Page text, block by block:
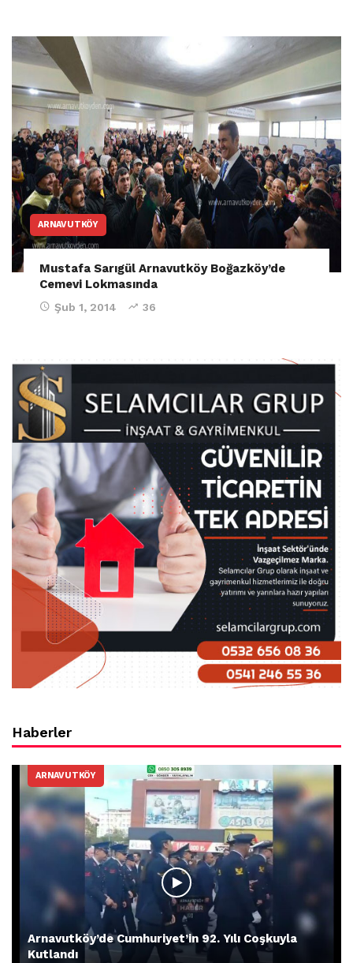
ARNAVUTKÖY
Mustafa Sarıgül Arnavutköy Boğazköy’de
Cemevi Lokmasında
Şub 1, 2014 36
Haberler
ARNAVUTKÖY
Arnavutköy’de Cumhuriyet’in 92. Yılı Coşkuyla
Kutlandı